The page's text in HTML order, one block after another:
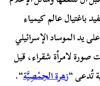
باغتيال عالم كيمياء
يد الموساد الإسرائيلي
لامرأة شقراء، قيل
تُدعى “زهرة الحِمْصِيَّة“.